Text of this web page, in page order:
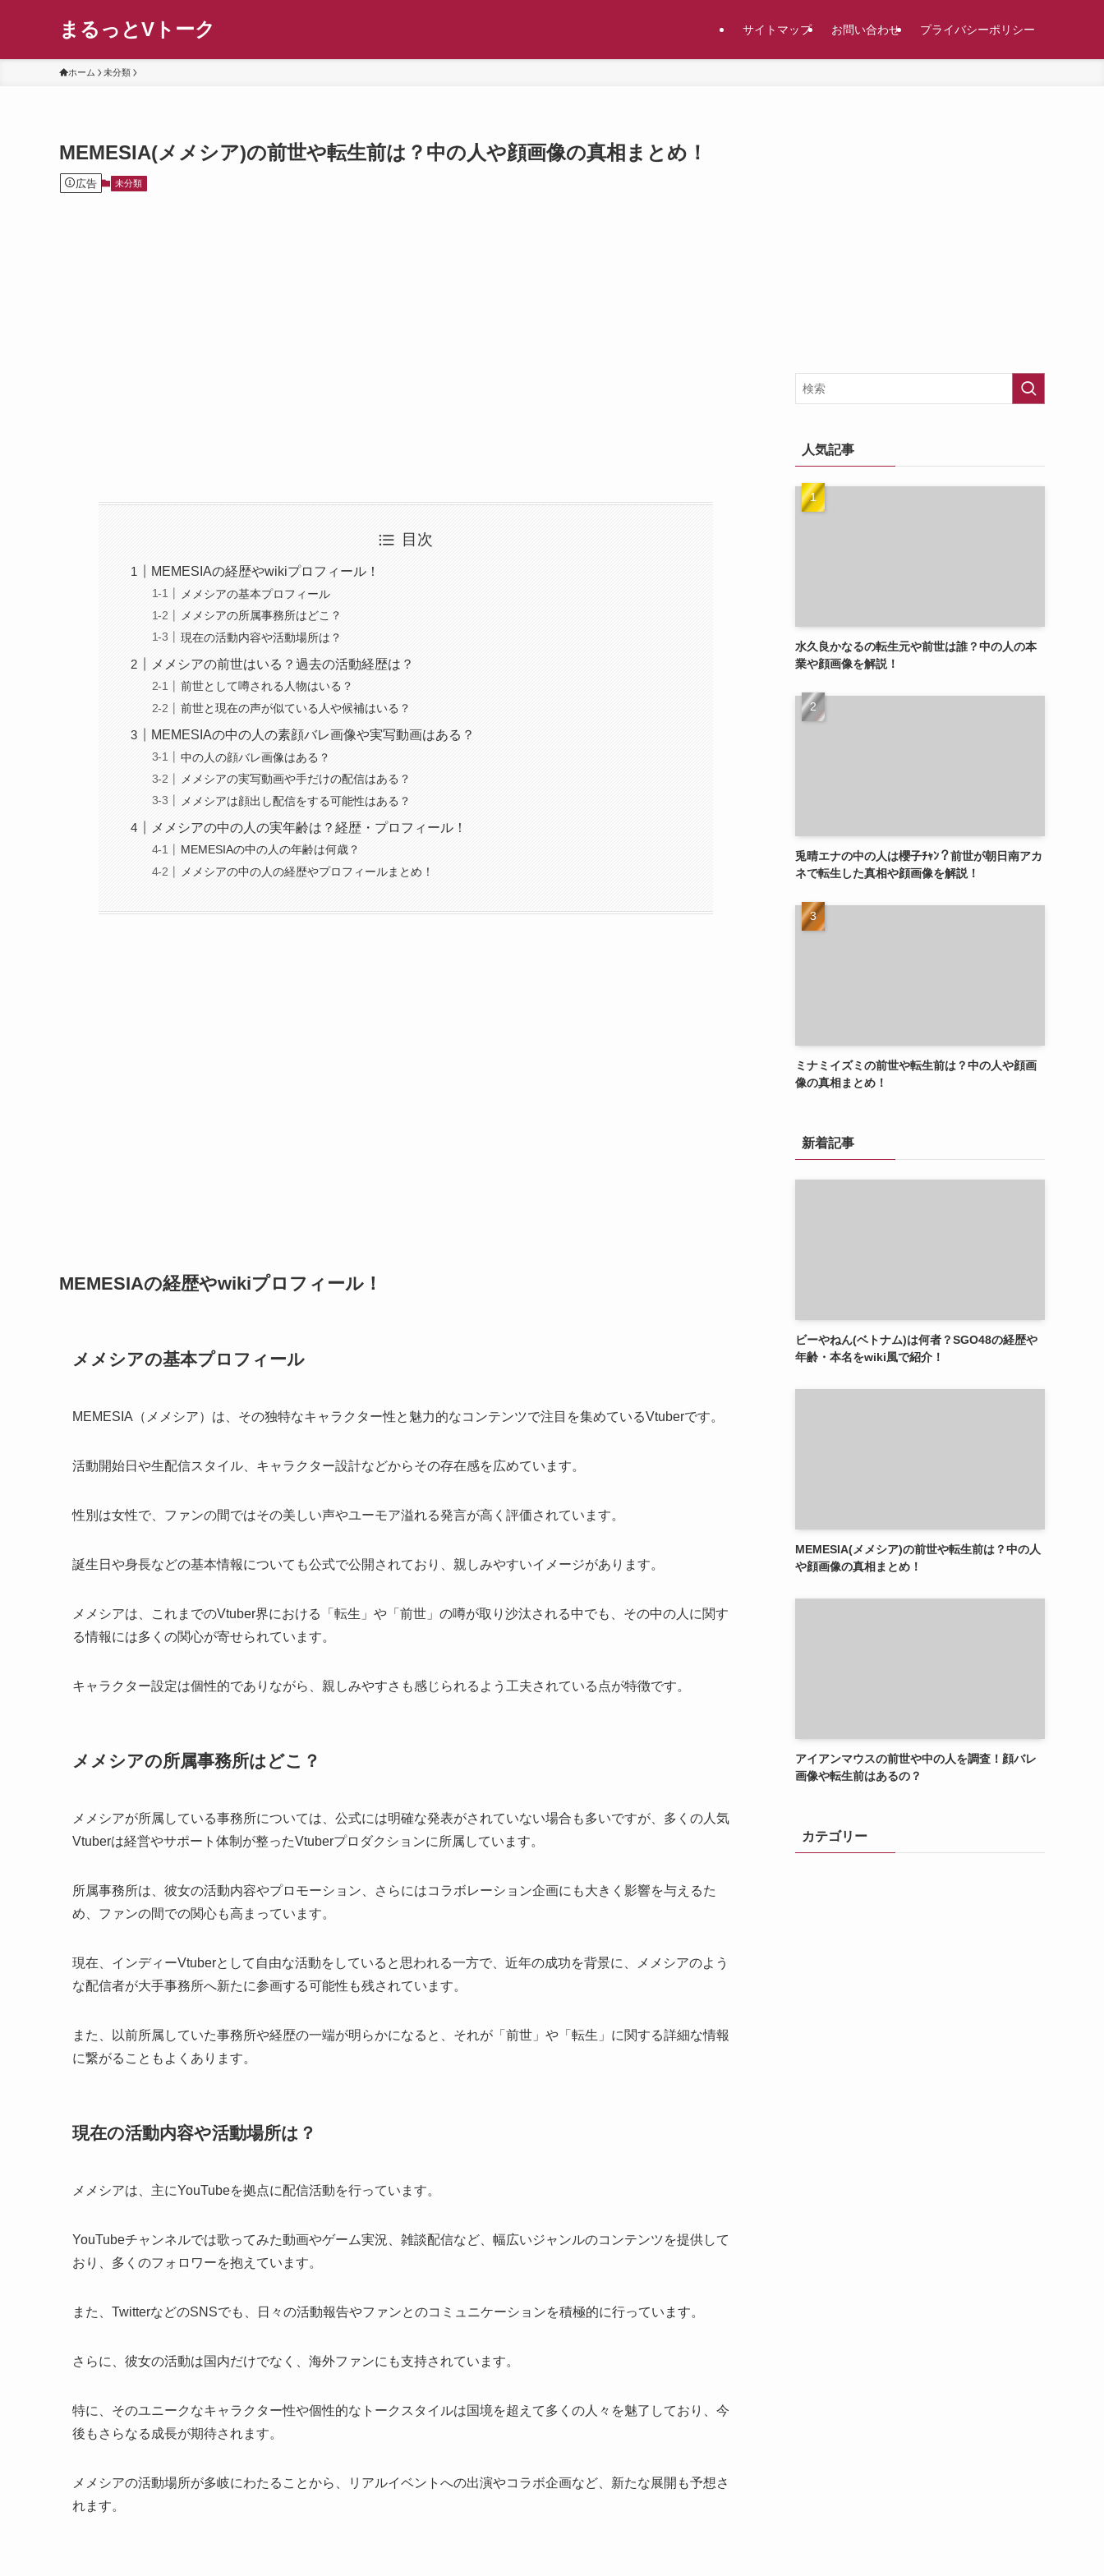
まるっとVトーク サイトマップ お問い合わせ プライバシーポリシー
ホーム 未分類
MEMESIA(メメシア)の前世や転生前は？中の人や顔画像の真相まとめ！
広告 未分類
目次
MEMESIAの経歴やwikiプロフィール！
メメシアの基本プロフィール
メメシアの所属事務所はどこ？
現在の活動内容や活動場所は？
メメシアの前世はいる？過去の活動経歴は？
前世として噂される人物はいる？
前世と現在の声が似ている人や候補はいる？
MEMESIAの中の人の素顔バレ画像や実写動画はある？
中の人の顔バレ画像はある？
メメシアの実写動画や手だけの配信はある？
メメシアは顔出し配信をする可能性はある？
メメシアの中の人の実年齢は？経歴・プロフィール！
MEMESIAの中の人の年齢は何歳？
メメシアの中の人の経歴やプロフィールまとめ！
MEMESIAの経歴やwikiプロフィール！
メメシアの基本プロフィール
MEMESIA（メメシア）は、その独特なキャラクター性と魅力的なコンテンツで注目を集めているVtuberです。
活動開始日や生配信スタイル、キャラクター設計などからその存在感を広めています。
性別は女性で、ファンの間ではその美しい声やユーモア溢れる発言が高く評価されています。
誕生日や身長などの基本情報についても公式で公開されており、親しみやすいイメージがあります。
メメシアは、これまでのVtuber界における「転生」や「前世」の噂が取り沙汰される中でも、その中の人に関す
る情報には多くの関心が寄せられています。
キャラクター設定は個性的でありながら、親しみやすさも感じられるよう工夫されている点が特徴です。
メメシアの所属事務所はどこ？
メメシアが所属している事務所については、公式には明確な発表がされていない場合も多いですが、多くの人気
Vtuberは経営やサポート体制が整ったVtuberプロダクションに所属しています。
所属事務所は、彼女の活動内容やプロモーション、さらにはコラボレーション企画にも大きく影響を与えるた
め、ファンの間での関心も高まっています。
現在、インディーVtuberとして自由な活動をしていると思われる一方で、近年の成功を背景に、メメシアのよう
な配信者が大手事務所へ新たに参画する可能性も残されています。
また、以前所属していた事務所や経歴の一端が明らかになると、それが「前世」や「転生」に関する詳細な情報
に繋がることもよくあります。
現在の活動内容や活動場所は？
メメシアは、主にYouTubeを拠点に配信活動を行っています。
YouTubeチャンネルでは歌ってみた動画やゲーム実況、雑談配信など、幅広いジャンルのコンテンツを提供して
おり、多くのフォロワーを抱えています。
また、TwitterなどのSNSでも、日々の活動報告やファンとのコミュニケーションを積極的に行っています。
さらに、彼女の活動は国内だけでなく、海外ファンにも支持されています。
特に、そのユニークなキャラクター性や個性的なトークスタイルは国境を超えて多くの人々を魅了しており、今
後もさらなる成長が期待されます。
メメシアの活動場所が多岐にわたることから、リアルイベントへの出演やコラボ企画など、新たな展開も予想さ
れます。
人気記事
水久良かなるの転生元や前世は誰？中の人の本
業や顔画像を解説！
兎晴エナの中の人は櫻子ﾁｬﾝ？前世が朝日南アカ
ネで転生した真相や顔画像を解説！
ミナミイズミの前世や転生前は？中の人や顔画
像の真相まとめ！
新着記事
ビーやねん(ベトナム)は何者？SGO48の経歴や
年齢・本名をwiki風で紹介！
MEMESIA(メメシア)の前世や転生前は？中の人
や顔画像の真相まとめ！
アイアンマウスの前世や中の人を調査！顔バレ
画像や転生前はあるの？
カテゴリー